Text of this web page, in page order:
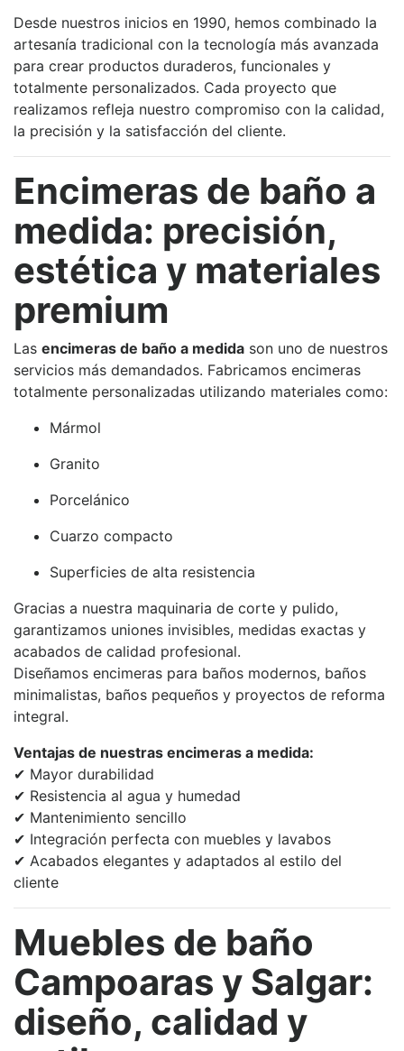
Desde nuestros inicios en 1990, hemos combinado la
artesanía tradicional con la tecnología más avanzada
para crear productos duraderos, funcionales y
totalmente personalizados. Cada proyecto que
realizamos refleja nuestro compromiso con la calidad,
la precisión y la satisfacción del cliente.
Encimeras de baño a
medida: precisión,
estética y materiales
premium
Las encimeras de baño a medida son uno de nuestros
servicios más demandados. Fabricamos encimeras
totalmente personalizadas utilizando materiales como:
Mármol
Granito
Porcelánico
Cuarzo compacto
Superficies de alta resistencia
Gracias a nuestra maquinaria de corte y pulido,
garantizamos uniones invisibles, medidas exactas y
acabados de calidad profesional.
Diseñamos encimeras para baños modernos, baños
minimalistas, baños pequeños y proyectos de reforma
integral.
Ventajas de nuestras encimeras a medida:
✔ Mayor durabilidad
✔ Resistencia al agua y humedad
✔ Mantenimiento sencillo
✔ Integración perfecta con muebles y lavabos
✔ Acabados elegantes y adaptados al estilo del
cliente
Muebles de baño
Campoaras y Salgar:
diseño, calidad y